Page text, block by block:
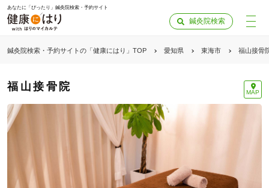
あなたに「ぴったり」鍼灸院検索・予約サイト
鍼灸院検索
鍼灸院検索・予約サイトの「健康にはり」TOP 愛知県 東海市 福山接骨
福山接骨院 MAP